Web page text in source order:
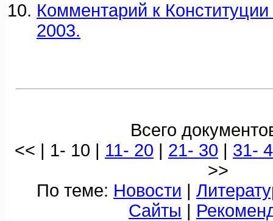
Комментарий к
2003.
Всего
<< | 1- 10 | 11- 20 | 21- 30 | 31-
>>
По теме: Новости |
Сайты |